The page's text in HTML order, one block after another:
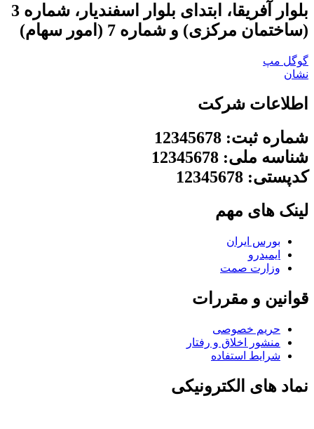
بلوار آفریقا، ابتدای بلوار اسفندیار، شماره 3
(ساختمان مرکزی) و شماره 7 (امور سهام)
گوگل مپ
نشان
اطلاعات شرکت
شماره ثبت: 12345678
شناسه ملی: 12345678
کدپستی: 12345678
لینک های مهم
بورس ایران
ایمیدرو
وزارت صمت
قوانین و مقررات
حریم خصوصی
منشور اخلاق و رفتار
شرایط استفاده
نماد های الکترونیکی